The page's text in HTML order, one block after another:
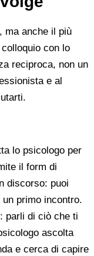
ma anche il più
con lo
reciproca, non un
e al
lo psicologo per
il form di
discorso: puoi
primo incontro.
parli di ciò che ti
ascolta
e cerca di capire